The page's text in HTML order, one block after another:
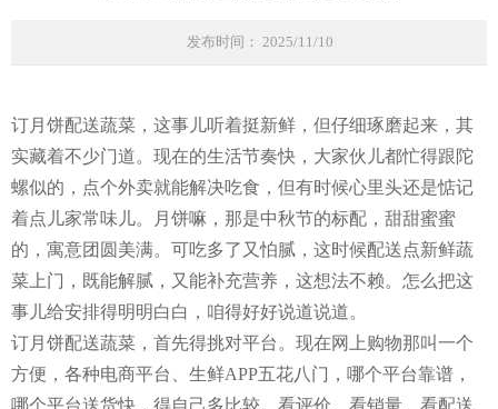
发布时间： 2025/11/10
订月饼配送蔬菜，这事儿听着挺新鲜，但仔细琢磨起来，其
实藏着不少门道。现在的生活节奏快，大家伙儿都忙得跟陀
螺似的，点个外卖就能解决吃食，但有时候心里头还是惦记
着点儿家常味儿。月饼嘛，那是中秋节的标配，甜甜蜜蜜
的，寓意团圆美满。可吃多了又怕腻，这时候配送点新鲜蔬
菜上门，既能解腻，又能补充营养，这想法不赖。怎么把这
事儿给安排得明明白白，咱得好好说道说道。
订月饼配送蔬菜，首先得挑对平台。现在网上购物那叫一个
方便，各种电商平台、生鲜APP五花八门，哪个平台靠谱，
哪个平台送货快，得自己多比较。看评价、看销量、看配送